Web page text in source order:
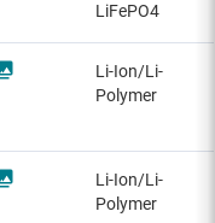
LiFePO4
Li-Ion/Li-
Polymer
Li-Ion/Li-
Polymer